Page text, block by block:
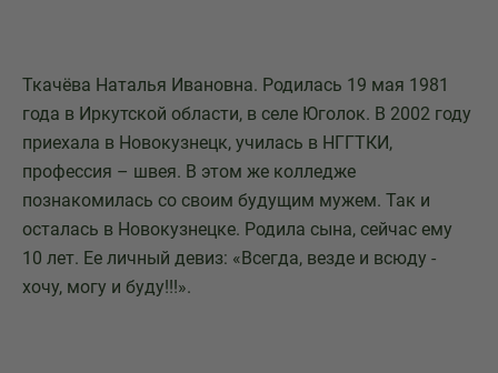
Ткачёва Наталья Ивановна. Родилась 19 мая 1981
года в Иркутской области, в селе Юголок. В 2002 году
приехала в Новокузнецк, училась в НГГТКИ,
профессия – швея. В этом же колледже
познакомилась со своим будущим мужем. Так и
осталась в Новокузнецке. Родила сына, сейчас ему
10 лет. Ее личный девиз: «Всегда, везде и всюду -
хочу, могу и буду!!!».